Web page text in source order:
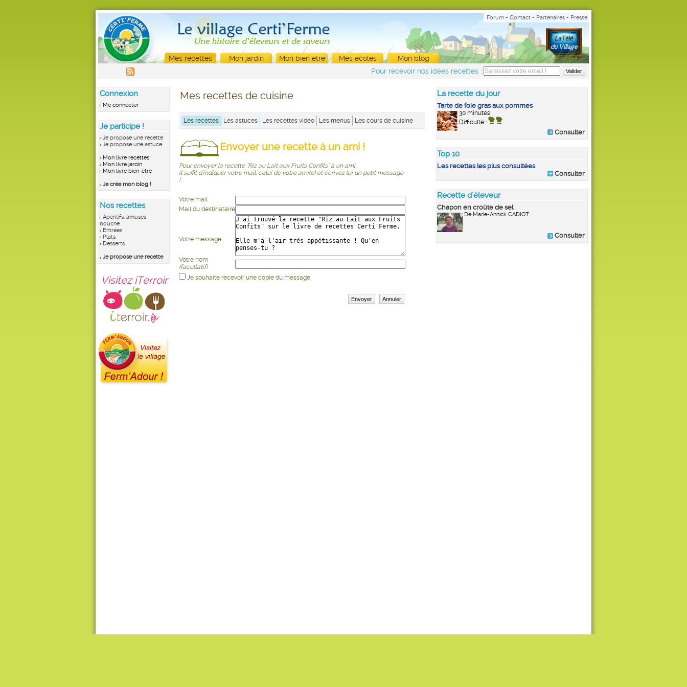
Forum - Contact - Partenaires - Presse
Mes recettes Mon jardin Mon bien être Mes écoles
Mon blog
Pour recevoir nos idées recettes :
Connexion
Me connecter
Je participe !
Je propose une recette
Je propose une astuce
Mon livre recettes
Mon livre jardin
Mon livre bien-être
Je crée mon blog !
Nos recettes
Apéritifs, amuses
bouche
Entrées
Plats
Desserts
Je propose une recette
Visitez iTerroir
La recette du jour
Tarte de foie gras aux pommes
30 minutes
Difficulté :
Consulter
Top 10
Les recettes les plus consultées
Consulter
Recette d'éleveur
Chapon en croûte de sel
De Marie-Annick CADIOT
Consulter
Mes recettes de cuisine
Les recettes Les astuces Les recettes vidéo Les menus Les cours de cuisine
Envoyer une recette à un ami !
Pour envoyer la recette "Riz au Lait aux Fruits Confits" à un ami,
il suffit d'indiquer votre mail, celui de votre ami(e) et écrivez lui un petit message
!
Votre mail
Mail du destinataire
Votre message
Votre nom
(facultatif)
Je souhaite recevoir une copie du message